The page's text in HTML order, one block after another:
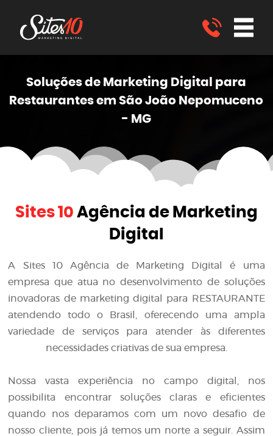
Soluções de Marketing Digital para
Restaurantes em São João Nepomuceno
- MG
Sites 10 Agência de Marketing
Digital
A Sites 10 Agência de Marketing Digital
é uma
empresa que atua no desenvolvimento de soluções
inovadoras de marketing digital para RESTAURANTE
atendendo todo o Brasil, oferecendo uma ampla
variedade de serviços para atender às diferentes
necessidades criativas de sua empresa.
Nossa vasta experiência no campo digital, nos
possibilita encontrar soluções claras e eficientes
quando nos deparamos com um novo desafio de
nosso cliente, pois já temos um norte a seguir. Assim